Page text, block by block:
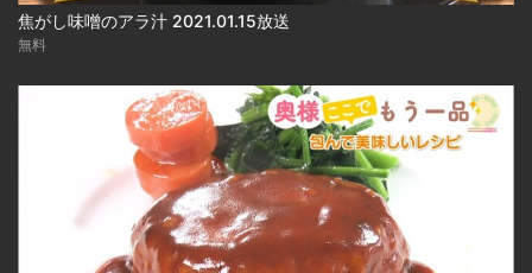
焦がし味噌のアラ汁 2021.01.15放送
無料